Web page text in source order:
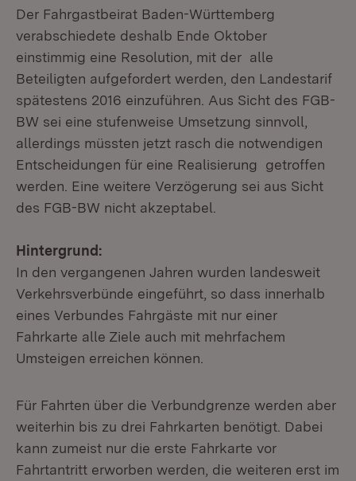
Der Fahrgastbeirat Baden-Württemberg
verabschiedete deshalb Ende Oktober
einstimmig eine Resolution, mit der alle
Beteiligten aufgefordert werden, den Landestarif
spätestens 2016 einzuführen. Aus Sicht des FGB-
BW sei eine stufenweise Umsetzung sinnvoll,
allerdings müssten jetzt rasch die notwendigen
Entscheidungen für eine Realisierung getroffen
werden. Eine weitere Verzögerung sei aus Sicht
des FGB-BW nicht akzeptabel.
Hintergrund:
In den vergangenen Jahren wurden landesweit
Verkehrsverbünde eingeführt, so dass innerhalb
eines Verbundes Fahrgäste mit nur einer
Fahrkarte alle Ziele auch mit mehrfachem
Umsteigen erreichen können.
Für Fahrten über die Verbundgrenze werden aber
weiterhin bis zu drei Fahrkarten benötigt. Dabei
kann zumeist nur die erste Fahrkarte vor
Fahrtantritt erworben werden, die weiteren erst im